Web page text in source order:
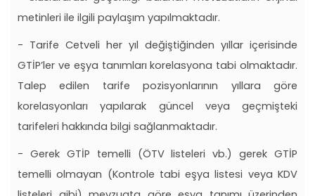
metinleri ile ilgili paylaşım yapılmaktadır.
- Tarife Cetveli her yıl değiştiğinden yıllar içerisinde
GTİP’ler ve eşya tanımları korelasyona tabi olmaktadır.
Talep edilen tarife pozisyonlarının yıllara göre
korelasyonları yapılarak güncel veya geçmişteki
tarifeleri hakkında bilgi sağlanmaktadır.
- Gerek GTİP temelli (ÖTV listeleri vb.) gerek GTİP
temelli olmayan (Kontrole tabi eşya listesi veya KDV